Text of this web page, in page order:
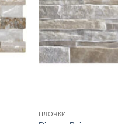
ПЛОЧКИ